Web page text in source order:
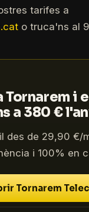
tarifes a
o truca'ns al
Tornarem i
a 380 €
des de 29,90 €/
i 100% en
Tornarem